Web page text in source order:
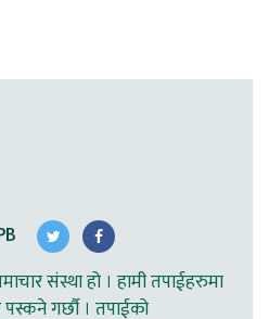
संस्था हो । हामी तपाईहरुमा
गर्छौ । तपाईको